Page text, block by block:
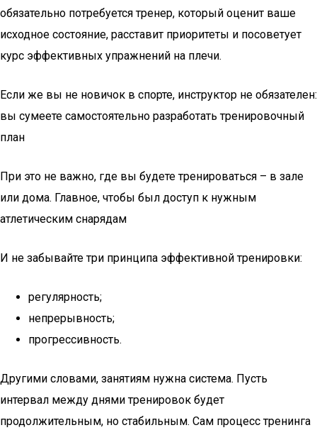
обязательно потребуется тренер, который оценит ваше
исходное состояние, расставит приоритеты и посоветует
курс эффективных упражнений на плечи.
Если же вы не новичок в спорте, инструктор не обязателен:
вы сумеете самостоятельно разработать тренировочный
план
При это не важно, где вы будете тренироваться – в зале
или дома. Главное, чтобы был доступ к нужным
атлетическим снарядам
И не забывайте три принципа эффективной тренировки:
регулярность;
непрерывность;
прогрессивность.
Другими словами, занятиям нужна система. Пусть
интервал между днями тренировок будет
продолжительным, но стабильным. Сам процесс тренинга